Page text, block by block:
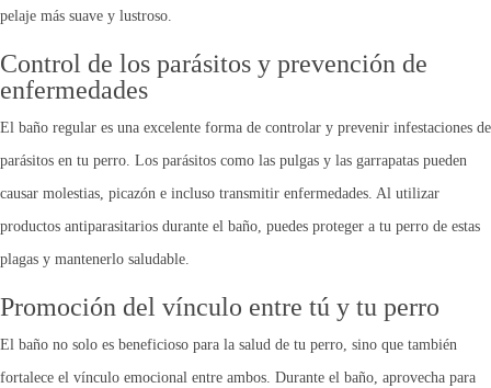
pelaje más suave y lustroso.
Control de los parásitos y prevención de
enfermedades
El baño regular es una excelente forma de controlar y prevenir infestaciones de
parásitos en tu perro. Los parásitos como las pulgas y las garrapatas pueden
causar molestias, picazón e incluso transmitir enfermedades. Al utilizar
productos antiparasitarios durante el baño, puedes proteger a tu perro de estas
plagas y mantenerlo saludable.
Promoción del vínculo entre tú y tu perro
El baño no solo es beneficioso para la salud de tu perro, sino que también
fortalece el vínculo emocional entre ambos. Durante el baño, aprovecha para